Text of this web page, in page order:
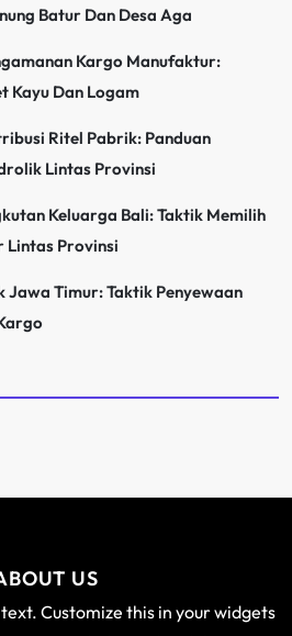
Batur Dan Desa Aga
Kargo Manufaktur:
Kayu Dan Logam
Ritel Pabrik: Panduan
Lintas Provinsi
Keluarga Bali: Taktik Memilih
Lintas Provinsi
Jawa Timur: Taktik Penyewaan
US
Customize this in your widgets